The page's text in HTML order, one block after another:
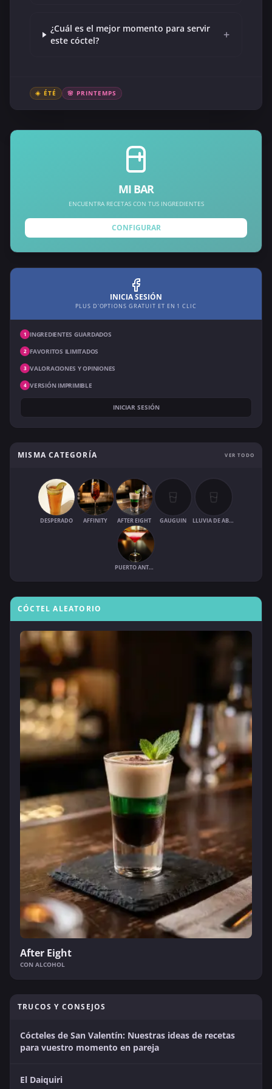
¿Cuál es el mejor momento para servir
este cóctel?
+
☀️ ÉTÉ 🌸 PRINTEMPS
MI BAR
ENCUENTRA RECETAS CON TUS INGREDIENTES
CONFIGURAR
INICIA SESIÓN
PLUS D'OPTIONS GRATUIT ET EN 1 CLIC
1 INGREDIENTES GUARDADOS
2 FAVORITOS ILIMITADOS
3 VALORACIONES Y OPINIONES
4 VERSIÓN IMPRIMIBLE
INICIAR SESIÓN
MISMA CATEGORÍA VER TODO
DESPERADO AFFINITY AFTER EIGHT GAUGUIN LLUVIA DE ABRIL
PUERTO ANTONIO
CÓCTEL ALEATORIO
After Eight
CON ALCOHOL
TRUCOS Y CONSEJOS
Cócteles de San Valentín: Nuestras ideas de recetas
para vuestro momento en pareja
El Daiquiri